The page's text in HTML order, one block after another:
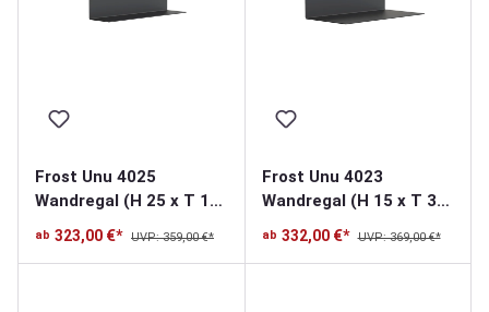
Frost Unu 4025
Wandregal (H 25 x T 15
x L 60cm)
ab 323,00 €* UVP: 359,00 €*
Frost Unu 4023
Wandregal (H 15 x T 30
x L 60cm)
ab 332,00 €* UVP: 369,00 €*